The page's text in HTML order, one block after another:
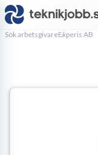
Sök arbetsgivareExperis AB